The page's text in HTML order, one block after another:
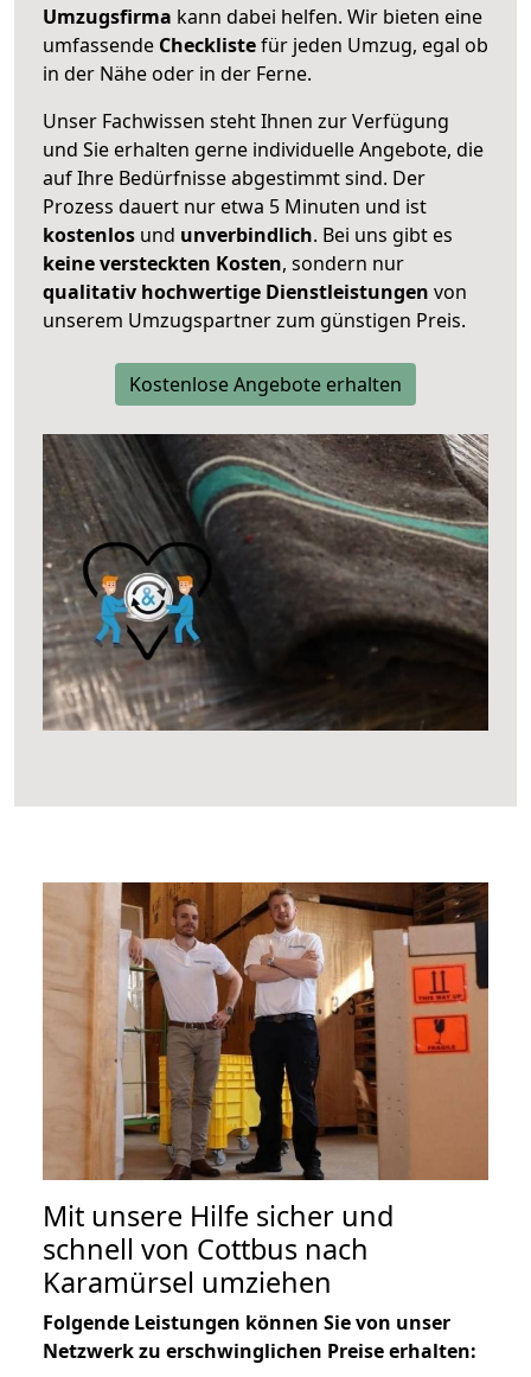
Umzugsfirma kann dabei helfen. Wir bieten eine
umfassende Checklistefür jeden Umzug, egal ob
in der Nähe oder in der Ferne.
Unser Fachwissen steht Ihnen zur Verfügung
und Sie erhalten gerne individuelle Angebote, die
auf Ihre Bedürfnisse abgestimmt sind. Der
Prozess dauert nur etwa 5 Minuten und ist
kostenlos und unverbindlich. Bei uns gibt es
keine versteckten Kosten, sondern nur
qualitativ hochwertige Dienstleistungen von
unserem Umzugspartner zum günstigen Preis.
Kostenlose Angebote erhalten
Mit unsere Hilfe sicher und
schnell von Cottbus nach
Karamürsel umziehen
Folgende Leistungen können Sie von unser
Netzwerk zu erschwinglichen Preise erhalten: